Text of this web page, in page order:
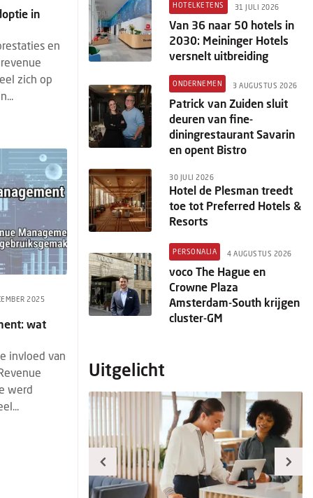
in
en
zich op
2025
wat
invloed van
werd
HOTELKETENS 31 JULI 2026
Van 36 naar 50 hotels in
2030: Meininger Hotels
versnelt uitbreiding
ONDERNEMEN 3 AUGUSTUS 2026
Patrick van Zuiden sluit
deuren van fine-
diningrestaurant Savarin
en opent Bistro
30 JULI 2026
Hotel de Plesman treedt
toe tot Preferred Hotels &
Resorts
PERSONALIA 4 AUGUSTUS 2026
voco The Hague en
Crowne Plaza
Amsterdam-South krijgen
cluster-GM
Uitgelicht